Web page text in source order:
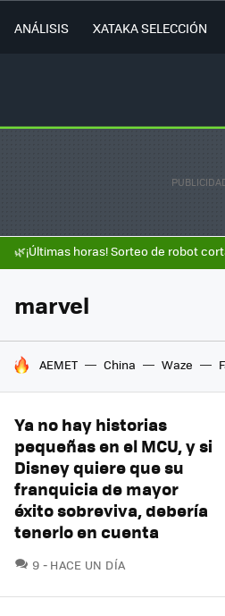
ANÁLISIS XATAKA SELECCIÓN
🌿¡Últimas horas! Sorteo de robot
marvel
HOY SE HABLA DE
AEMET China Waze
Ya no hay historias
pequeñas en el MCU, y si
Disney quiere que su
franquicia de mayor
éxito sobreviva, debería
tenerlo en cuenta
9 COMENTARIOS
HACE UN DÍA